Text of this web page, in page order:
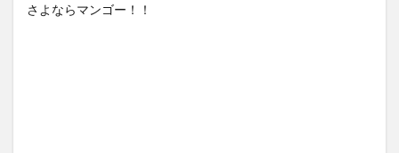
さよならマンゴー！！